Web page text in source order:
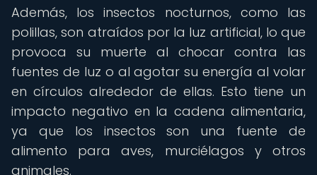
Además, los insectos nocturnos, como las
polillas, son atraídos por la luz artificial, lo que
provoca su muerte al chocar contra las
fuentes de luz o al agotar su energía al volar
en círculos alrededor de ellas. Esto tiene un
impacto negativo en la cadena alimentaria,
ya que los insectos son una fuente de
alimento para aves, murciélagos y otros
animales.